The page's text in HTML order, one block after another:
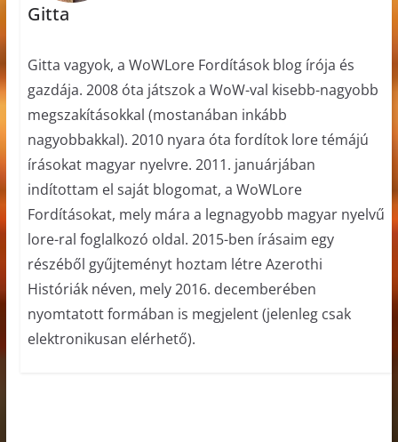
Gitta
Gitta vagyok, a WoWLore Fordítások blog írója és
gazdája. 2008 óta játszok a WoW-val kisebb-nagyobb
megszakításokkal (mostanában inkább
nagyobbakkal). 2010 nyara óta fordítok lore témájú
írásokat magyar nyelvre. 2011. januárjában
indítottam el saját blogomat, a WoWLore
Fordításokat, mely mára a legnagyobb magyar nyelvű
lore-ral foglalkozó oldal. 2015-ben írásaim egy
részéből gyűjteményt hoztam létre Azerothi
Históriák néven, mely 2016. decemberében
nyomtatott formában is megjelent (jelenleg csak
elektronikusan elérhető).